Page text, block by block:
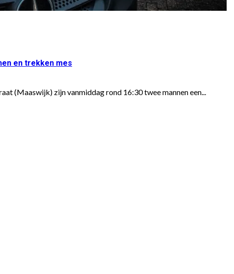
en trekken mes
(Maaswijk) zijn vanmiddag rond 16:30 twee mannen een...